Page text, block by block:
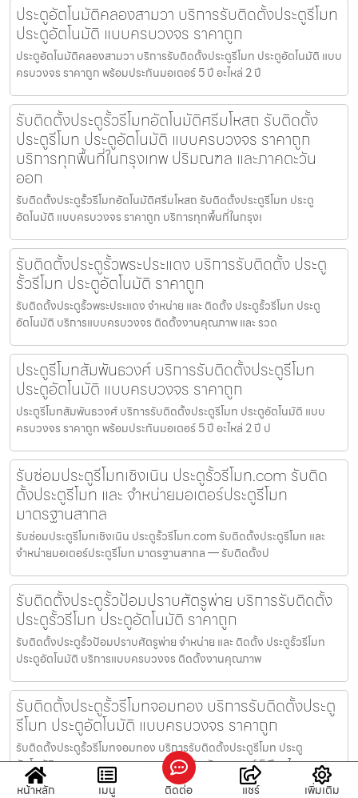
ประตูอัตโนมัติคลองสามวา บริการรับติดตั้งประตูรีโมท
ประตูอัตโนมัติ แบบครบวงจร ราคาถูก
ประตูอัตโนมัติคลองสามวา บริการรับติดตั้งประตูรีโมท ประตูอัตโนมัติ แบบ
ครบวงจร ราคาถูก พร้อมประกันมอเตอร์ 5 ปี อะไหล่ 2 ปี
รับติดตั้งประตูรั้วรีโมทอัตโนมัติศรีมโหสถ รับติดตั้ง
ประตูรีโมท ประตูอัตโนมัติ แบบครบวงจร ราคาถูก
บริการทุกพื้นที่ในกรุงเทพ ปริมณฑล และภาคตะวัน
ออก
รับติดตั้งประตูรั้วรีโมทอัตโนมัติศรีมโหสถ รับติดตั้งประตูรีโมท ประตู
อัตโนมัติ แบบครบวงจร ราคาถูก บริการทุกพื้นที่ในกรุงเ
รับติดตั้งประตูรั้วพระประแดง บริการรับติดตั้ง ประตู
รั้วรีโมท ประตูอัตโนมัติ ราคาถูก
รับติดตั้งประตูรั้วพระประแดง จำหน่าย และ ติดตั้ง ประตูรั้วรีโมท ประตู
อัตโนมัติ บริการแบบครบวงจร ติดตั้งงานคุณภาพ และ รวด
ประตูรีโมทสัมพันธวงศ์ บริการรับติดตั้งประตูรีโมท
ประตูอัตโนมัติ แบบครบวงจร ราคาถูก
ประตูรีโมทสัมพันธวงศ์ บริการรับติดตั้งประตูรีโมท ประตูอัตโนมัติ แบบ
ครบวงจร ราคาถูก พร้อมประกันมอเตอร์ 5 ปี อะไหล่ 2 ปี ป
รับซ่อมประตูรีโมทเชิงเนิน ประตูรั้วรีโมท.com รับติด
ตั้งประตูรีโมท และ จำหน่ายมอเตอร์ประตูรีโมท
มาตรฐานสากล
รับซ่อมประตูรีโมทเชิงเนิน ประตูรั้วรีโมท.com รับติดตั้งประตูรีโมท และ
จำหน่ายมอเตอร์ประตูรีโมท มาตรฐานสากล — รับติดตั้งป
รับติดตั้งประตูรั้วป้อมปราบศัตรูพ่าย บริการรับติดตั้ง
ประตูรั้วรีโมท ประตูอัตโนมัติ ราคาถูก
รับติดตั้งประตูรั้วป้อมปราบศัตรูพ่าย จำหน่าย และ ติดตั้ง ประตูรั้วรีโมท
ประตูอัตโนมัติ บริการแบบครบวงจร ติดตั้งงานคุณภาพ
รับติดตั้งประตูรั้วรีโมทจอมทอง บริการรับติดตั้งประตู
รีโมท ประตูอัตโนมัติ แบบครบวงจร ราคาถูก
รับติดตั้งประตูรั้วรีโมทจอมทอง บริการรับติดตั้งประตูรีโมท ประตู
อัตโนมัติ แบบครบวงจร ราคาถูก พร้อมประกันมอเตอร์ 5 ปี อะไห
หน้าหลัก
เมนู ติดต่อ แชร์ เพิ่มเติม